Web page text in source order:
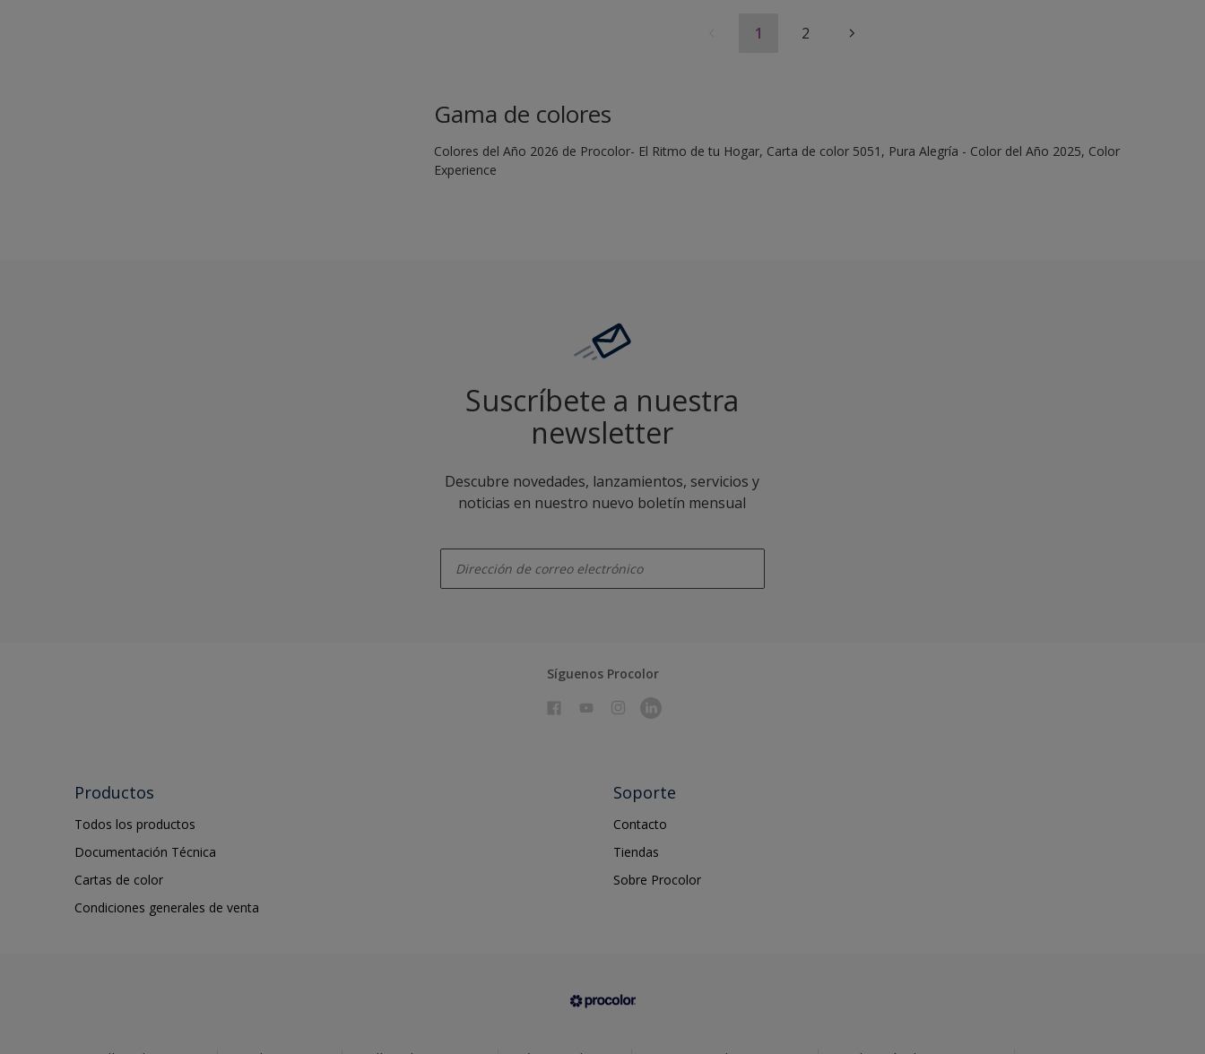
1 2
Gama de colores
Colores del Año 2026 de Procolor- El Ritmo de tu Hogar, Carta de color 5051, Pura Alegría - Color del Año 2025, Color
Experience
Suscríbete a nuestra
newsletter
Descubre novedades, lanzamientos, servicios y
noticias en nuestro nuevo boletín mensual
Síguenos Procolor
Productos
Todos los productos
Documentación Técnica
Cartas de color
Condiciones generales de venta
Soporte
Contacto
Tiendas
Sobre Procolor